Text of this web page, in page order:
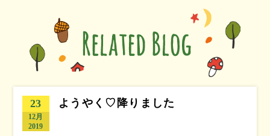
23
12月
2019
ようやく♡降りました